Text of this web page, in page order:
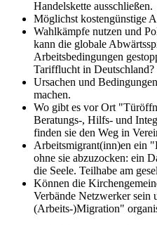
Handelskette ausschließen.
Möglichst kostengünstige
Wahlkämpfe nutzen und
kann die globale
Arbeitsbedingungen
Tarifflucht in Deutschland?
Ursachen und
machen.
Wo gibt es vor Ort
Beratungs-, Hilfs- und
finden sie den Weg in
Arbeitsmigrant(inn)en ein
ohne sie abzuzocken: ein
die Seele. Teilhabe am
Können die
Verbände Netzwerker sein
(Arbeits-)Migration"